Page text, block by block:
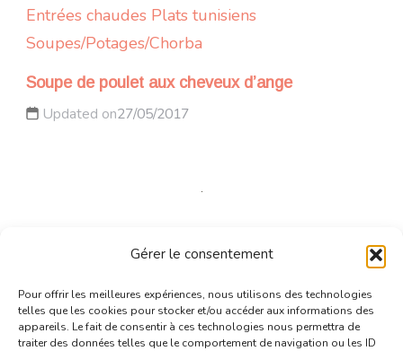
Gérer le consentement
Pour offrir les meilleures expériences, nous utilisons des technologies
telles que les cookies pour stocker et/ou accéder aux informations des
appareils. Le fait de consentir à ces technologies nous permettra de
traiter des données telles que le comportement de navigation ou les ID
Entrées chaudes Plats tunisiens
Soupes/Potages/Chorba
Soupe de poulet aux cheveux d’ange
Updated on27/05/2017
Updated on04/07/2013